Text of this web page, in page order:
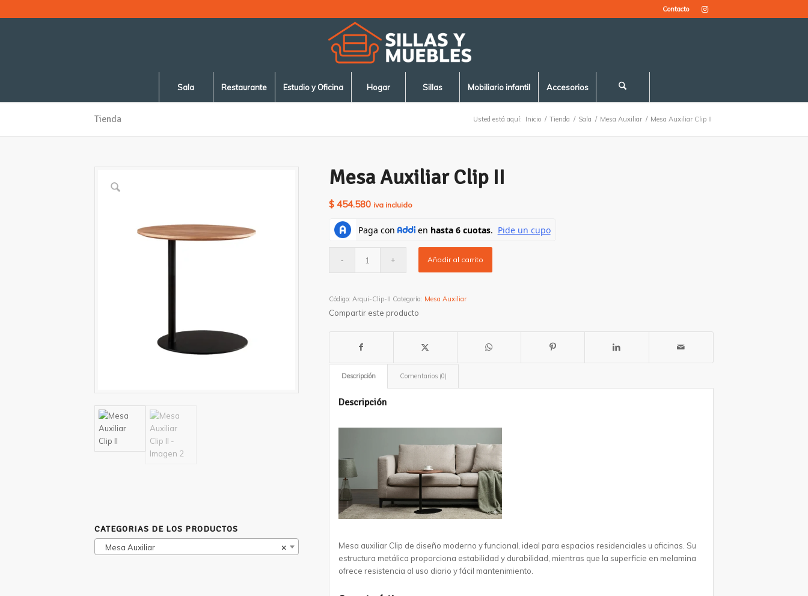
Contacto
Sala Restaurante Estudio y Oficina Hogar Sillas Mobiliario infantil Accesorios
Tienda Usted está aquí: Inicio / Tienda / Sala / Mesa Auxiliar / Mesa Auxiliar Clip II
CATEGORIAS DE LOS PRODUCTOS
×
Mesa Auxiliar
Mesa Auxiliar Clip II
$454.580 iva incluido
Añadir al carrito
Código: Arqui-Clip-II Categoría: Mesa Auxiliar
Compartir este producto
Descripción Comentarios (0)
Descripción
Mesa auxiliar Clip de diseño moderno y funcional, ideal para espacios residenciales u oficinas. Su
estructura metálica proporciona estabilidad y durabilidad, mientras que la superficie en melamina
ofrece resistencia al uso diario y fácil mantenimiento.